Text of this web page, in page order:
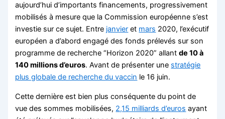
aujourd’hui d’importants financements, progressivement
mobilisés à mesure que la Commission européenne s’est
investie sur ce sujet. Entre janvier et mars 2020, l’exécutif
européen a d’abord engagé des fonds prélevés sur son
programme de recherche “Horizon 2020” allantde 10 à
140 millions d’euros. Avant de présenter une stratégie
plus globale de recherche du vaccin le 16 juin.
Cette dernière est bien plus conséquente du point de
vue des sommes mobilisées, 2,15 milliards d’euros ayant